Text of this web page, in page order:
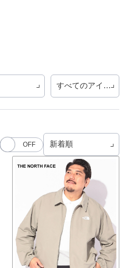
すべてのアイテム